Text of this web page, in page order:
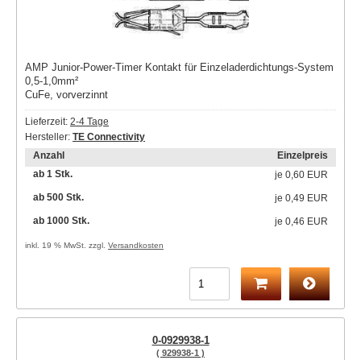
AMP Junior-Power-Timer Kontakt für Einzeladerdichtungs-System
0,5-1,0mm²
CuFe, vorverzinnt
Lieferzeit: 2-4 Tage
Hersteller: TE Connectivity
Anzahl
Einzelpreis
ab 1 Stk.
je 0,60 EUR
ab 500 Stk.
je 0,49 EUR
ab 1000 Stk.
je 0,46 EUR
inkl. 19 % MwSt. zzgl. Versandkosten
0-0929938-1
( 929938-1 )